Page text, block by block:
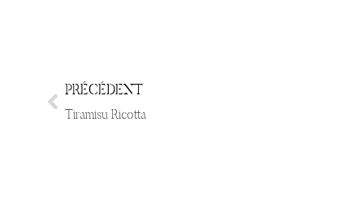
PRÉCÉDENT
Tiramisu Ricotta